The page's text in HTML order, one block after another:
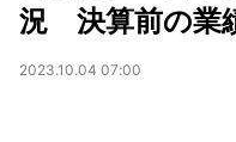
況 決算前の業
2023.10.04 07:00